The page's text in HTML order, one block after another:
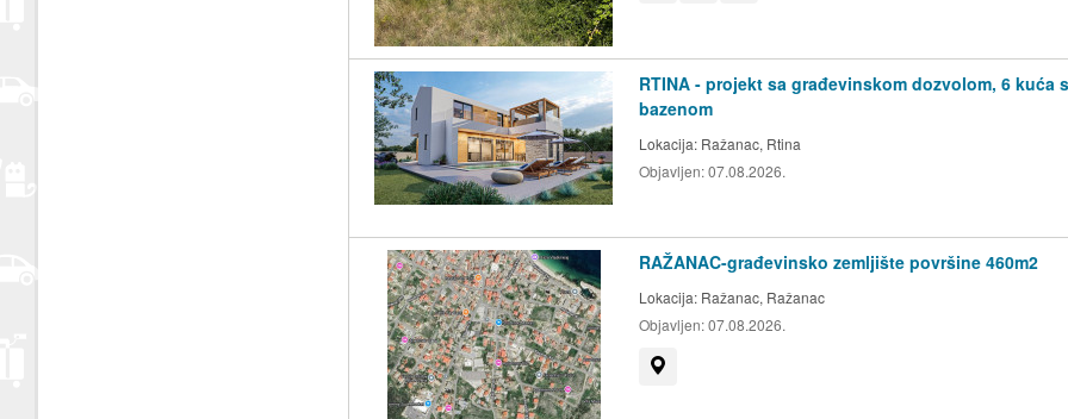
RTINA - projekt sa građevinskom dozvolom, 6 kuća
bazenom
Lokacija: Ražanac, Rtina
Objavljen:07.08.2026.
RAŽANAC-građevinsko zemljište površine 460m2
Lokacija: Ražanac, Ražanac
Objavljen:07.08.2026.